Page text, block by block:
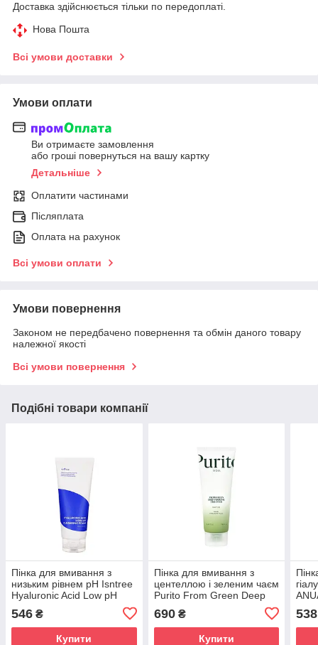
Доставка здійснюється тільки по передоплаті.
Нова Пошта
Всі умови доставки
Умови оплати
Ви отримаєте замовлення
або гроші повернуться на вашу картку
Детальніше
Оплатити частинами
Післяплата
Оплата на рахунок
Всі умови оплати
Умови повернення
Законом не передбачено повернення та обмін даного товару
належної якості
Всі умови повернення
Подібні товари компанії
Пінка для вмивання з
низьким рівнем pH Isntree
Hyaluronic Acid Low pH
546 ₴
Купити
Пінка для вмивання з
центеллою і зеленим чаєм
Purito From Green Deep
Foaming Cleanser 150 ml
690₴
Купити
538